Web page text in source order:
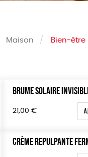
Maison Bien-être
Prix
BRUME SOLAIRE
21,00 €
CRÈME REPULPANTE